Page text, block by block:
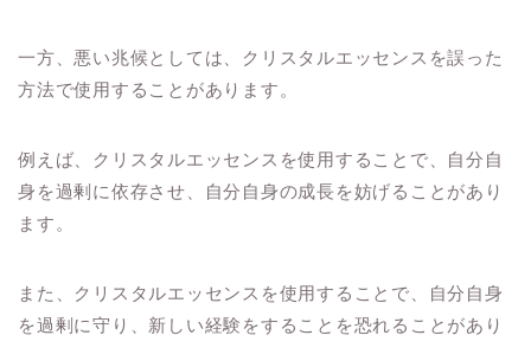
一方、悪い兆候としては、クリスタルエッセンスを誤った
方法で使用することがあります。
例えば、クリスタルエッセンスを使用することで、自分自
身を過剰に依存させ、自分自身の成長を妨げることがあり
ます。
また、クリスタルエッセンスを使用することで、自分自身
を過剰に守り、新しい経験をすることを恐れることがあり